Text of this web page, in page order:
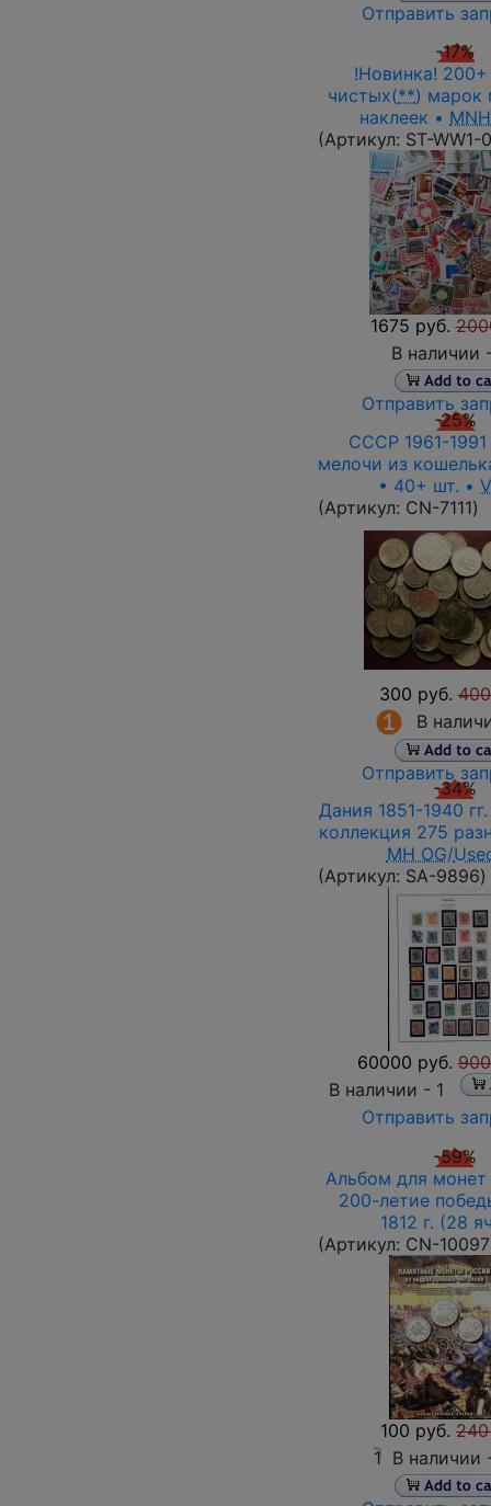
Отправить
-17%
!Новинка!
чистых(**) марок
наклеек •
(Артикул: ST-
1675 руб.
В наличии
Отправить
-25%
СССР 1961-1991
мелочи из
• 40+ шт. •
(Артикул: СN-7111)
300 руб.
В
Отправить
-34%
Дания 1851-1940
коллекция 275
MH OG/
(Артикул: SA-9896)
60000 руб.
В наличии - 1
Отправить
-59%
Альбом для монет
200-летие
1812 г. (28
(Артикул: CN-
100 руб.
1 В